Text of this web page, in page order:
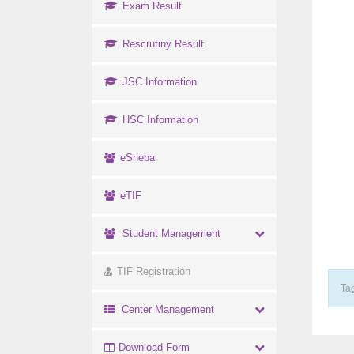
Exam Result
Rescrutiny Result
JSC Information
HSC Information
eSheba
eTIF
Student Management
TIF Registration
Center Management
Download Form